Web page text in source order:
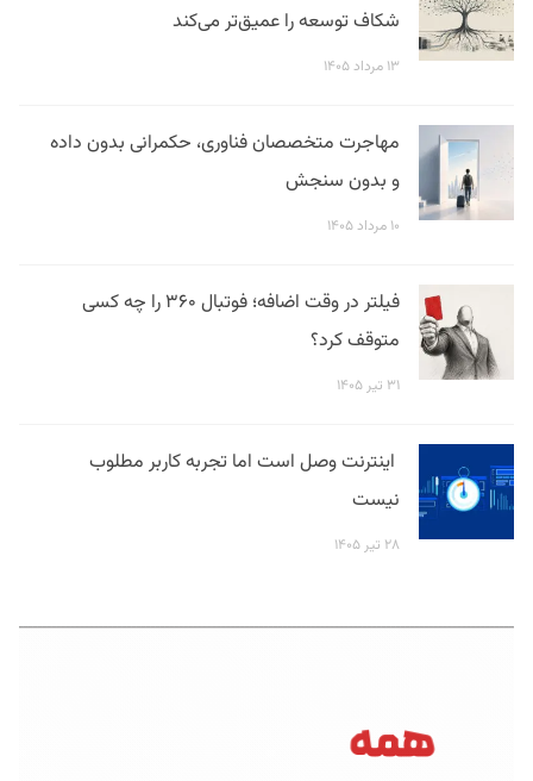
شکاف توسعه را عمیق‌تر می‌کند
۱۳ مرداد ۱۴۰۵
مهاجرت متخصصان فناوری، حکمرانی بدون داده
و بدون سنجش
۱۰ مرداد ۱۴۰۵
فیلتر در وقت اضافه؛ فوتبال ۳۶۰ را چه کسی
متوقف کرد؟
۳۱ تیر ۱۴۰۵
اینترنت وصل است اما تجربه کاربر مطلوب
نیست
۲۸ تیر ۱۴۰۵